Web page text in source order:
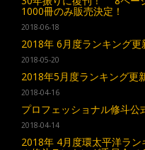
1000冊のみ販売決定！
2018-06-18
2018年 6月度ランキング更
2018-05-20
2018年5月度ランキング更
2018-04-16
プロフェッショナル修斗公
2018-04-14
2018年 4月度環太平洋ラ